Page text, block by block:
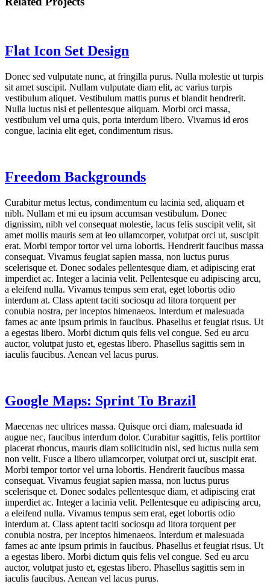
Flat Icon Set Design
Donec sed vulputate nunc, at fringilla purus. Nulla molestie ut turpis
sit amet suscipit. Nullam vulputate diam elit, ac varius turpis
vestibulum aliquet. Vestibulum mattis purus et blandit hendrerit.
Nulla luctus nisi et pellentesque aliquam. Morbi orci massa,
vestibulum vel urna quis, porta interdum libero. Vivamus id eros
congue, lacinia elit eget, condimentum risus.
Freedom Backgrounds
Curabitur metus lectus, condimentum eu lacinia sed, aliquam et
nibh. Nullam et mi eu ipsum accumsan vestibulum. Donec
dignissim, nibh vel consequat molestie, lacus felis suscipit velit, sit
amet mollis mauris sem at leo ullamcorper, volutpat orci ut, suscipit
erat. Morbi tempor tortor vel urna lobortis. Hendrerit faucibus massa
consequat. Vivamus feugiat sapien massa, non luctus purus
scelerisque et. Donec sodales pellentesque diam, et adipiscing erat
imperdiet ac. Integer a lacinia velit. Pellentesque eu adipiscing arcu,
a eleifend nulla. Vivamus tempus sem erat, eget lobortis odio
interdum at. Class aptent taciti sociosqu ad litora torquent per
conubia nostra, per inceptos himenaeos. Interdum et malesuada
fames ac ante ipsum primis in faucibus. Phasellus et feugiat risus. Ut
a egestas libero. Morbi dictum quis felis vel congue. Sed eu arcu
auctor, volutpat justo et, egestas libero. Phasellus sagittis sem in
iaculis faucibus. Aenean vel lacus purus.
Google Maps: Sprint To Brazil
Maecenas nec ultrices massa. Quisque orci diam, malesuada id
augue nec, faucibus interdum dolor. Curabitur sagittis, felis porttitor
placerat rhoncus, mauris diam sollicitudin nisl, sed luctus nulla sem
non velit. Fusce a libero ullamcorper, volutpat orci ut, suscipit erat.
Morbi tempor tortor vel urna lobortis. Hendrerit faucibus massa
consequat. Vivamus feugiat sapien massa, non luctus purus
scelerisque et. Donec sodales pellentesque diam, et adipiscing erat
imperdiet ac. Integer a lacinia velit. Pellentesque eu adipiscing arcu,
a eleifend nulla. Vivamus tempus sem erat, eget lobortis odio
interdum at. Class aptent taciti sociosqu ad litora torquent per
conubia nostra, per inceptos himenaeos. Interdum et malesuada
fames ac ante ipsum primis in faucibus. Phasellus et feugiat risus. Ut
a egestas libero. Morbi dictum quis felis vel congue. Sed eu arcu
auctor, volutpat justo et, egestas libero. Phasellus sagittis sem in
iaculis faucibus. Aenean vel lacus purus.